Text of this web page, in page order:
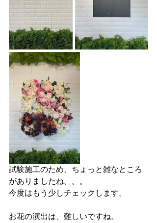
試験施工のため、ちょっと雑なところ
がありましたね。。。
今度はもう少しチェックします。
お花の演出は、難しいですね。